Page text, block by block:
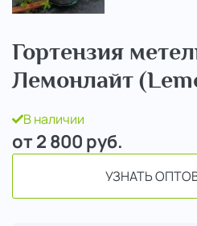
Гортензия
Лемонлайт
В наличии
от 2 800 руб.
УЗНАТЬ